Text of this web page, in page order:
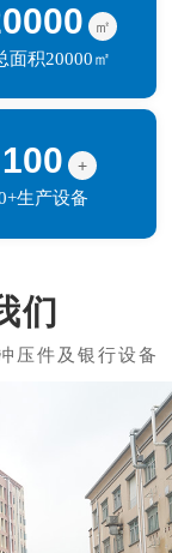
㎡
面积20000㎡
100
+
生产设备
们